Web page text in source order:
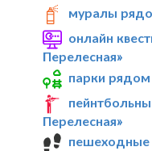
муралы
онлайн
Перелесная»
парки
Перелесная»
пешеходные